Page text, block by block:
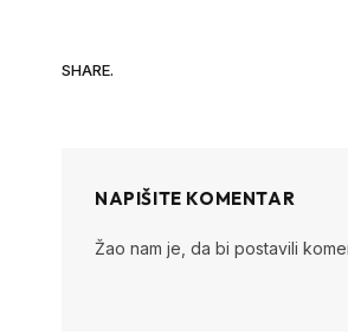
SHARE.
NAPIŠITE KOMENTAR
Žao nam je, da bi postavili